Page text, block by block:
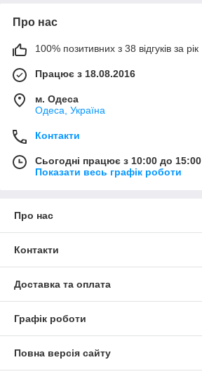
Про нас
100% позитивних з 38 відгуків за рік
Працює з 18.08.2016
м. Одеса
Одеса, Україна
Контакти
Сьогодні працює з 10:00 до 15:00
Показати весь графік роботи
Про нас
Контакти
Доставка та оплата
Графік роботи
Повна версія сайту